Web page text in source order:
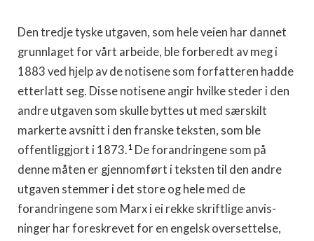
Den tredje tyske utgaven, som hele veien har dannet
grunn­laget for vårt arbeide, ble forberedt av meg i
1883 ved hjelp av de notisene som forfatteren hadde
etterlatt seg. Disse notisene angir hvilke steder i den
andre utgaven som skulle byttes ut med sær­skilt
markerte avsnitt i den franske teksten, som ble
offentlig­gjort i 1873.1 De forandringene som på
denne måten er gjen­nomført i teksten til den andre
utgaven stemmer i det store og hele med de
forandringene som Marx i ei rekke skriftlige anvis­
ninger har foreskrevet for en engelsk oversettelse,